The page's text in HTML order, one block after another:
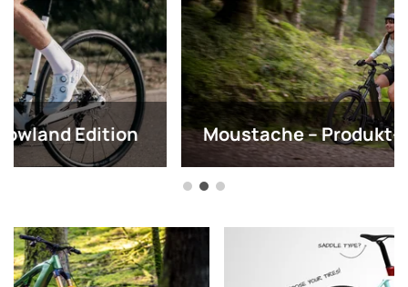
Moustache – Produkt-Launch: Xroad & Xroad FS